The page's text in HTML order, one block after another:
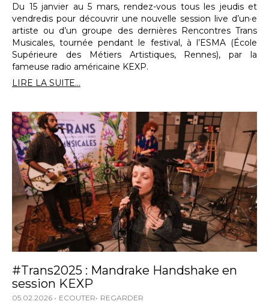
Du 15 janvier au 5 mars, rendez-vous tous les jeudis et
vendredis pour découvrir une nouvelle session live d’un·e
artiste ou d’un groupe des dernières Rencontres Trans
Musicales, tournée pendant le festival, à l’ESMA (École
Supérieure des Métiers Artistiques, Rennes), par la
fameuse radio américaine KEXP.
LIRE LA SUITE...
#Trans2025 : Mandrake Handshake en
session KEXP
05.02.2026 ECOUTER REGARDER